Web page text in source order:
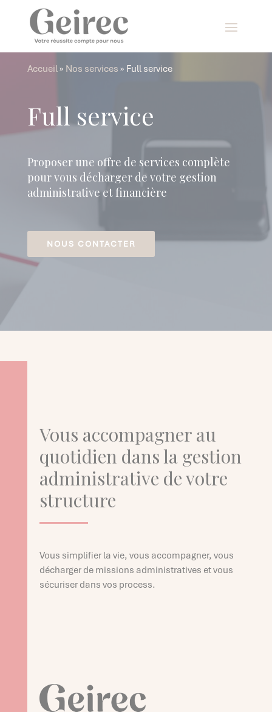
Full service
Proposer une offre de services complète
pour vous décharger de votre gestion
administrative et financière
NOUS CONTACTER
Accueil» Nos services » Full service
Vous accompagner au
quotidien dans la gestion
administrative de votre
structure
Vous simplifier la vie, vous accompagner, vous
décharger de missions administratives et vous
sécuriser dans vos process.
Panneau de gestion des cookies